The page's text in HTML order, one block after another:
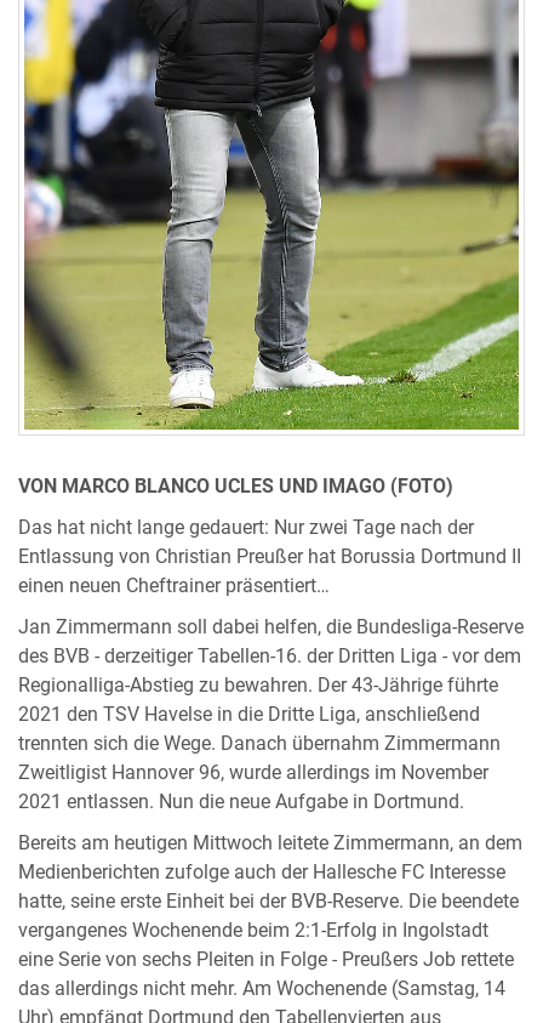
VON MARCO BLANCO UCLES UND IMAGO (FOTO)
Das hat nicht lange gedauert: Nur zwei Tage nach der
Entlassung von Christian Preußer hat Borussia Dortmund II
einen neuen Cheftrainer präsentiert…
Jan Zimmermann soll dabei helfen, die Bundesliga-Reserve
des BVB - derzeitiger Tabellen-16. der Dritten Liga - vor dem
Regionalliga-Abstieg zu bewahren. Der 43-Jährige führte
2021 den TSV Havelse in die Dritte Liga, anschließend
trennten sich die Wege. Danach übernahm Zimmermann
Zweitligist Hannover 96, wurde allerdings im November
2021 entlassen. Nun die neue Aufgabe in Dortmund.
Bereits am heutigen Mittwoch leitete Zimmermann, an dem
Medienberichten zufolge auch der Hallesche FC Interesse
hatte, seine erste Einheit bei der BVB-Reserve. Die beendete
vergangenes Wochenende beim 2:1-Erfolg in Ingolstadt
eine Serie von sechs Pleiten in Folge - Preußers Job rettete
das allerdings nicht mehr. Am Wochenende (Samstag, 14
Uhr) empfängt Dortmund den Tabellenvierten aus